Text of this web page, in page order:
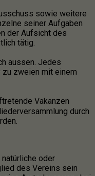
sowie weitere
seiner Aufgaben
der Aufsicht des
tätig.
aussen. Jedes
zweien mit einem
Vakanzen
durch
natürliche oder
des Vereins sein